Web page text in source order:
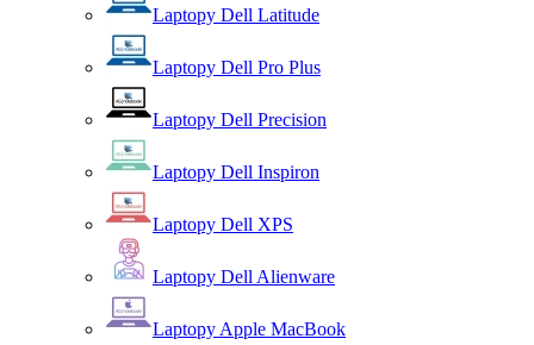
Laptopy Dell Latitude
Laptopy Dell Pro Plus
Laptopy Dell Precision
Laptopy Dell Inspiron
Laptopy Dell XPS
Laptopy Dell Alienware
Laptopy Apple MacBook